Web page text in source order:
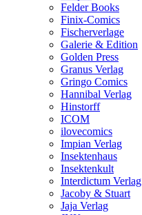
Felder Books
Finix-Comics
Fischerverlage
Galerie & Edition
Golden Press
Granus Verlag
Gringo Comics
Hannibal Verlag
Hinstorff
ICOM
ilovecomics
Impian Verlag
Insektenhaus
Insektenkult
Interdictum Verlag
Jacoby & Stuart
Jaja Verlag